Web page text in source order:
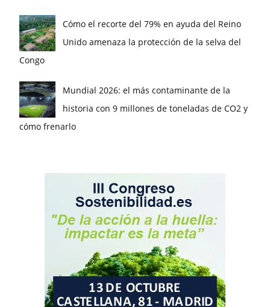
Cómo el recorte del 79% en ayuda del Reino
Unido amenaza la protección de la selva del
Congo
Mundial 2026: el más contaminante de la
historia con 9 millones de toneladas de CO2 y
cómo frenarlo